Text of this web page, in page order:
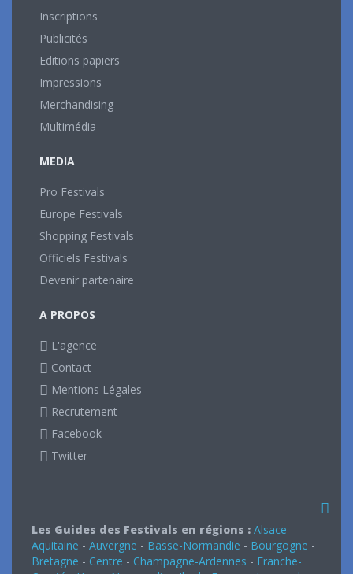
Inscriptions
Publicités
Editions papiers
Impressions
Merchandising
Multimédia
MEDIA
Pro Festivals
Europe Festivals
Shopping Festivals
Officiels Festivals
Devenir partenaire
A PROPOS
L'agence
Contact
Mentions Légales
Recrutement
Facebook
Twitter
Les Guides des Festivals en régions : Alsace -
Aquitaine - Auvergne - Basse-Normandie - Bourgogne -
Bretagne - Centre - Champagne-Ardennes - Franche-